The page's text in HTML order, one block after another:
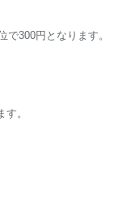
300円となります。
。